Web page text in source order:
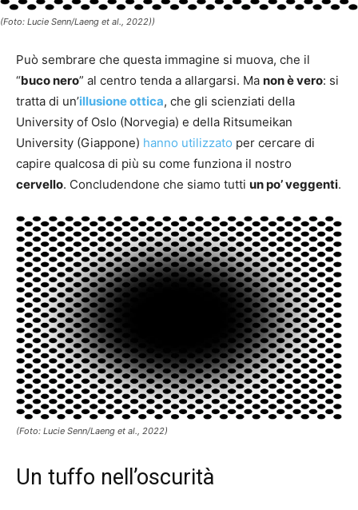
(Foto: Lucie Senn/Laeng et al., 2022))
Può sembrare che questa immagine si muova, che il
“buco nero” al centro tenda a allargarsi. Ma non è vero: si
tratta di un’illusione ottica, che gli scienziati della
University of Oslo (Norvegia) e della Ritsumeikan
University (Giappone) hanno utilizzato per cercare di
capire qualcosa di più su come funziona il nostro
cervello. Concludendone che siamo tutti un po’ veggenti.
(Foto: Lucie Senn/Laeng et al., 2022)
Un tuffo nell’oscurità